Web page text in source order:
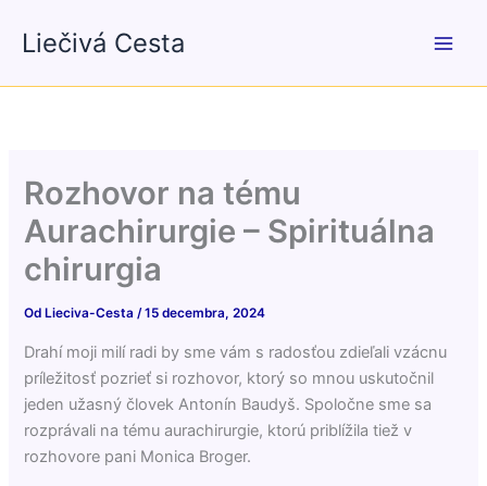
Liečivá Cesta
Rozhovor na tému
Aurachirurgie – Spirituálna
chirurgia
Od Lieciva-Cesta/15 decembra, 2024
Drahí moji milí radi by sme vám s radosťou zdieľali vzácnu
príležitosť pozrieť si rozhovor, ktorý so mnou uskutočnil
jeden užasný človek Antonín Baudyš. Spoločne sme sa
rozprávali na tému aurachirurgie, ktorú priblížila tiež v
rozhovore pani Monica Broger.